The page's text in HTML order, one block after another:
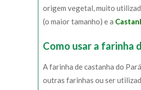
origem vegetal, muito
(o maior tamanho) e a
Como usar a farinha
A farinha de castanha do
outras farinhas ou ser